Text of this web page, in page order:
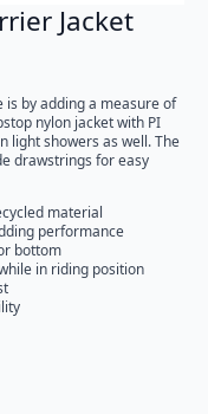
Jacket
is by adding a measure of
nylon jacket with PI
light showers as well. The
drawstrings for easy
material
performance
bottom
in riding position